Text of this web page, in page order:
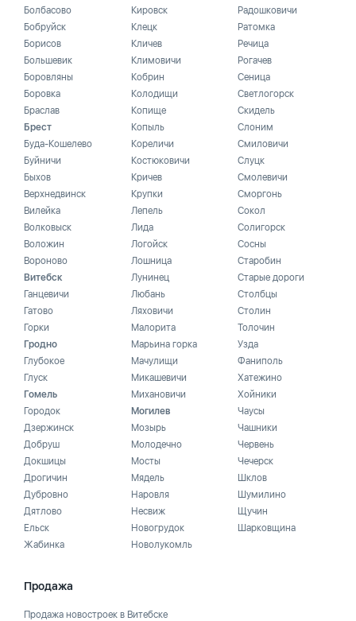
Болбасово
Бобруйск
Борисов
Большевик
Боровляны
Боровка
Браслав
Брест
Буда-Кошелево
Буйничи
Быхов
Верхнедвинск
Вилейка
Волковыск
Воложин
Вороново
Витебск
Ганцевичи
Гатово
Горки
Гродно
Глубокое
Глуск
Гомель
Городок
Дзержинск
Добруш
Докшицы
Дрогичин
Дубровно
Дятлово
Ельск
Жабинка
Кировск
Клецк
Кличев
Климовичи
Кобрин
Колодищи
Копище
Копыль
Кореличи
Костюковичи
Кричев
Крупки
Лепель
Лида
Логойск
Лошница
Лунинец
Любань
Ляховичи
Малорита
Марьина горка
Мачулищи
Микашевичи
Михановичи
Могилев
Мозырь
Молодечно
Мосты
Мядель
Наровля
Несвиж
Новогрудок
Новолукомль
Радошковичи
Ратомка
Речица
Рогачев
Сеница
Светлогорск
Скидель
Слоним
Смиловичи
Слуцк
Смолевичи
Сморгонь
Сокол
Солигорск
Сосны
Старобин
Старые дороги
Столбцы
Столин
Толочин
Узда
Фаниполь
Хатежино
Хойники
Чаусы
Чашники
Червень
Чечерск
Шклов
Шумилино
Щучин
Шарковщина
Продажа
Продажа новостроек в Витебске